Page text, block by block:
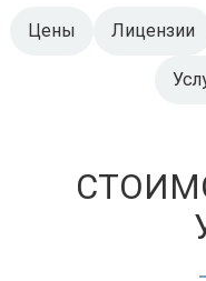
Цены Лицензии